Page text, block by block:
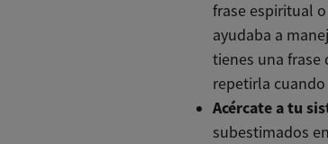
frase espiritual
ayudaba a
tienes una
repetirla
Acércate a tu
subestimados